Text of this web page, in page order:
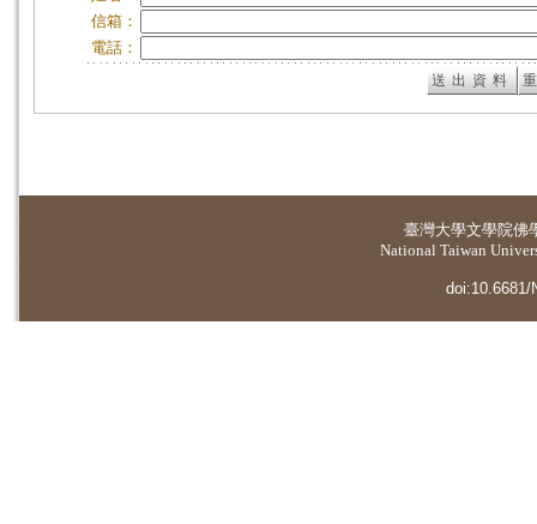
信箱：
電話：
臺灣大學文學院佛
National Taiwan
doi:10.6681/